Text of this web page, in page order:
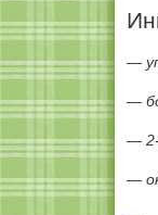
—
—
—
—